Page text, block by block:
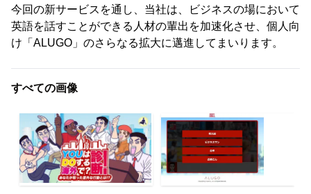
今回の新サービスを通し、当社は、ビジネスの場において
英語を話すことができる人材の輩出を加速化させ、個人向
け「ALUGO」のさらなる拡大に邁進してまいります。
すべての画像